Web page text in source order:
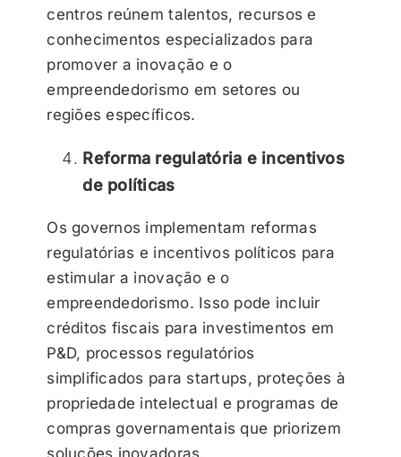
centros reúnem talentos, recursos e
conhecimentos especializados para
promover a inovação e o
empreendedorismo em setores ou
regiões específicos.
Reforma regulatória e incentivos
de políticas
Os governos implementam reformas
regulatórias e incentivos políticos para
estimular a inovação e o
empreendedorismo. Isso pode incluir
créditos fiscais para investimentos em
P&D, processos regulatórios
simplificados para startups, proteções à
propriedade intelectual e programas de
compras governamentais que priorizem